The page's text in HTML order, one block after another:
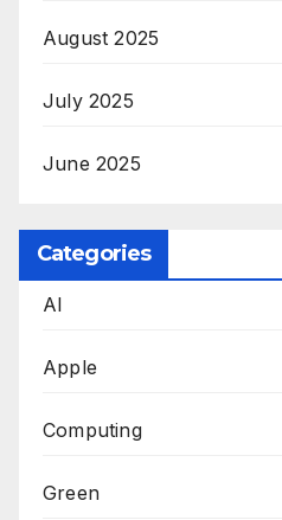
August 2025
July 2025
June 2025
Categories
AI
Apple
Computing
Green